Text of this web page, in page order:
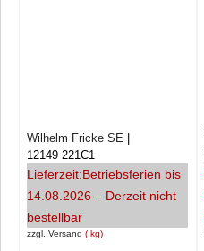
zzgl. Versand kg
Wilhelm Fricke SE
12149 221C1
Lieferzeit:Betriebsferien bis
14.08.2026 – Derzeit nicht
bestellbar